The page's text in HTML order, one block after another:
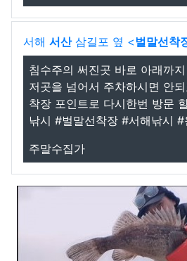
서해 서산삼길포 옆 <벌말선착
침수주의 써진곳 바로 아래까
저곳을 넘어서 주차하시면 안
착장 포인트로 다시한번 방문
낚시 #벌말선착장 #서해낚시
주말수집가